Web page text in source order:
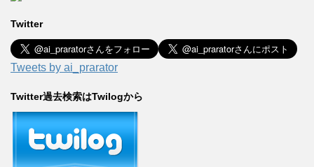
Twitter
Tweets by ai_prarator
Twitter過去検索はTwilogから